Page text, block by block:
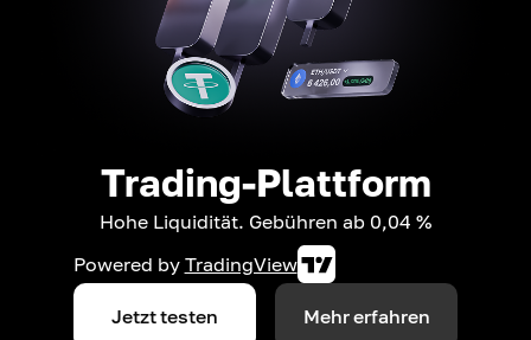
Trading-Plattform
Hohe Liquidität. Gebühren ab 0,04 %
Powered by TradingView
Jetzt testen Mehr erfahren